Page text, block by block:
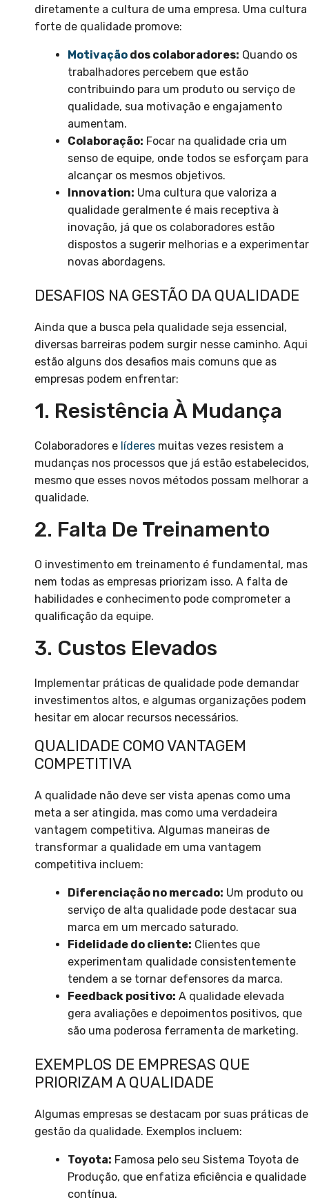
diretamente a cultura de uma empresa. Uma cultura
forte de qualidade promove:
Motivação dos colaboradores: Quando os
trabalhadores percebem que estão
contribuindo para um produto ou serviço de
qualidade, sua motivação e engajamento
aumentam.
Colaboração: Focar na qualidade cria um
senso de equipe, onde todos se esforçam para
alcançar os mesmos objetivos.
Innovation: Uma cultura que valoriza a
qualidade geralmente é mais receptiva à
inovação, já que os colaboradores estão
dispostos a sugerir melhorias e a experimentar
novas abordagens.
DESAFIOS NA GESTÃO DA QUALIDADE
Ainda que a busca pela qualidade seja essencial,
diversas barreiras podem surgir nesse caminho. Aqui
estão alguns dos desafios mais comuns que as
empresas podem enfrentar:
1. Resistência À Mudança
Colaboradores e líderes muitas vezes resistem a
mudanças nos processos que já estão estabelecidos,
mesmo que esses novos métodos possam melhorar a
qualidade.
2. Falta De Treinamento
O investimento em treinamento é fundamental, mas
nem todas as empresas priorizam isso. A falta de
habilidades e conhecimento pode comprometer a
qualificação da equipe.
3. Custos Elevados
Implementar práticas de qualidade pode demandar
investimentos altos, e algumas organizações podem
hesitar em alocar recursos necessários.
QUALIDADE COMO VANTAGEM
COMPETITIVA
A qualidade não deve ser vista apenas como uma
meta a ser atingida, mas como uma verdadeira
vantagem competitiva. Algumas maneiras de
transformar a qualidade em uma vantagem
competitiva incluem:
Diferenciação no mercado: Um produto ou
serviço de alta qualidade pode destacar sua
marca em um mercado saturado.
Fidelidade do cliente: Clientes que
experimentam qualidade consistentemente
tendem a se tornar defensores da marca.
Feedback positivo: A qualidade elevada
gera avaliações e depoimentos positivos, que
são uma poderosa ferramenta de marketing.
EXEMPLOS DE EMPRESAS QUE
PRIORIZAM A QUALIDADE
Algumas empresas se destacam por suas práticas de
gestão da qualidade. Exemplos incluem:
Toyota: Famosa pelo seu Sistema Toyota de
Produção, que enfatiza eficiência e qualidade
contínua.